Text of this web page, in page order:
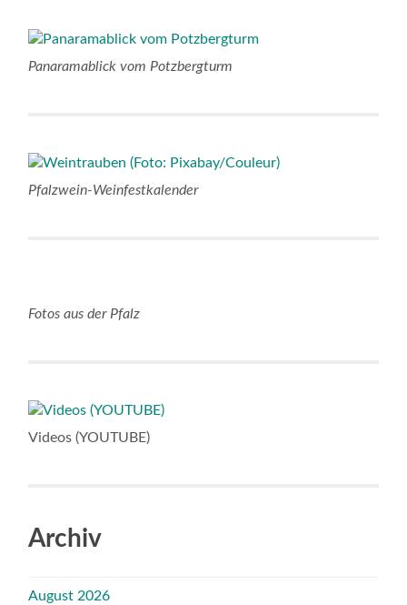
Panaramablick vom Potzbergturm
Pfalzwein-Weinfestkalender
Fotos aus der Pfalz
Videos (YOUTUBE)
Archiv
August 2026